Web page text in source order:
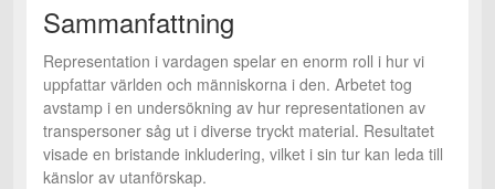
Sammanfattning
Representation i vardagen spelar en enorm roll i hur vi
uppfattar världen och människorna i den. Arbetet tog
avstamp i en undersökning av hur representationen av
transpersoner såg ut i diverse tryckt material. Resultatet
visade en bristande inkludering, vilket i sin tur kan leda till
känslor av utanförskap.